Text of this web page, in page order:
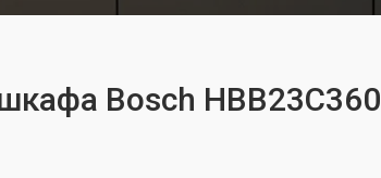
Bosch HBB23C360